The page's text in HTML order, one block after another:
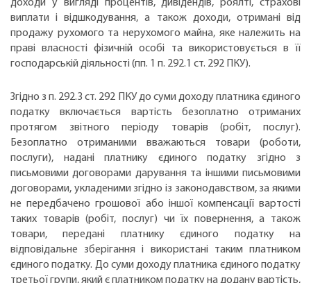
доходи у вигляді процентів, дивідендів, роялті, страхові
виплати і відшкодування, а також доходи, отримані від
продажу рухомого та нерухомого майна, яке належить на
праві власності фізичній особі та використовується в її
господарській діяльності (пп. 1 п. 292.1 ст. 292 ПКУ).
Згідно з п. 292.3 ст. 292 ПКУ до суми доходу платника єдиного
податку включається вартість безоплатно отриманих
протягом звітного періоду товарів (робіт, послуг).
Безоплатно отриманими вважаються товари (роботи,
послуги), надані платнику єдиного податку згідно з
письмовими договорами дарування та іншими письмовими
договорами, укладеними згідно із законодавством, за якими
не передбачено грошової або іншої компенсації вартості
таких товарів (робіт, послуг) чи їх повернення, а також
товари, передані платнику єдиного податку на
відповідальне зберігання і використані таким платником
єдиного податку. До суми доходу платника єдиного податку
третьої групи, який є платником податку на додану вартість,